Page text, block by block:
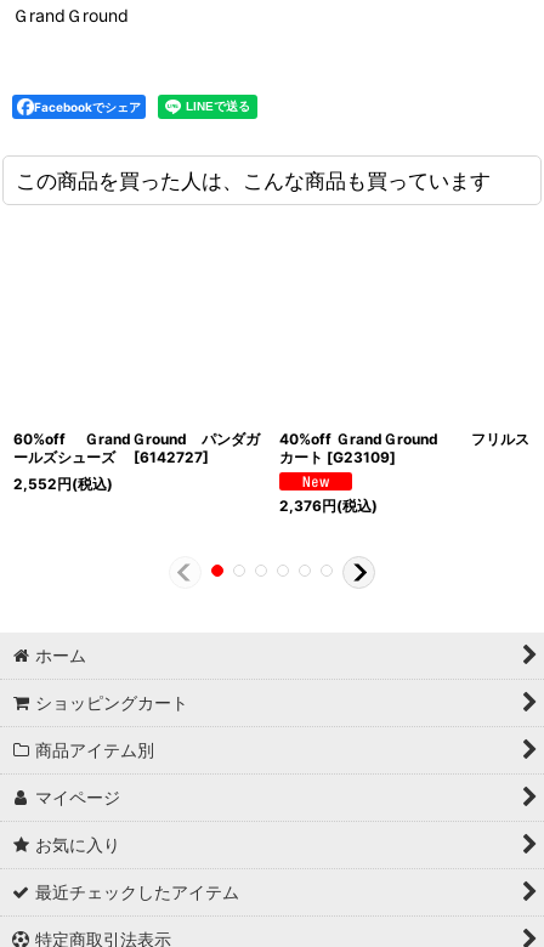
ＧrandＧround
Facebookでシェア
この商品を買った人は、こんな商品も買っています
60%off ＧrandＧround パンダガ
ールズシューズ
[6142727]
2,552円(税込)
40%off ＧrandＧround フリルス
カート [G23109]
2,376円(税込)
ホーム
ショッピングカート
商品アイテム別
マイページ
お気に入り
最近チェックしたアイテム
特定商取引法表示